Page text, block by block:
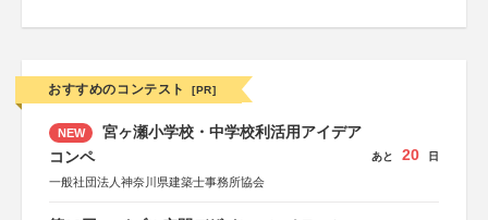
おすすめのコンテスト [PR]
NEW
宮ヶ瀬小学校・中学校利活用アイデア
コンペ
一般社団法人神奈川県建築士事務所協会
あと 20 日